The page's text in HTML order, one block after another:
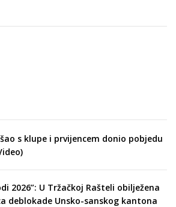
s klupe i prvijencem donio pobjedu
2026”: U Tržačkoj Rašteli obilježena
deblokade Unsko-sanskog kantona